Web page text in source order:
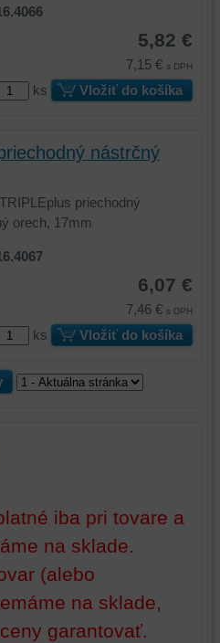
5,82 €
7,15 € s DPH
ks Vložiť do košíka
nástrčný
priechodný
orech, 17mm
6,07 €
7,46 € s DPH
ks Vložiť do košíka
iba pri tovare a
na sklade.
(alebo
na sklade,
garantovať.